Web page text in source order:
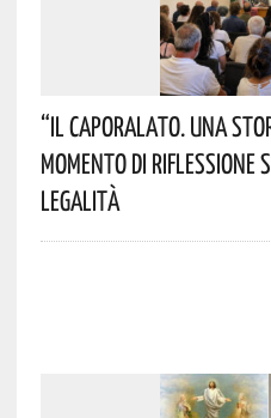
“Il Caporalato. Una
Momento Di Riflessione
Legalità